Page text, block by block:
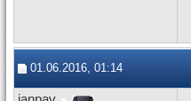
01.06.2016, 01:14